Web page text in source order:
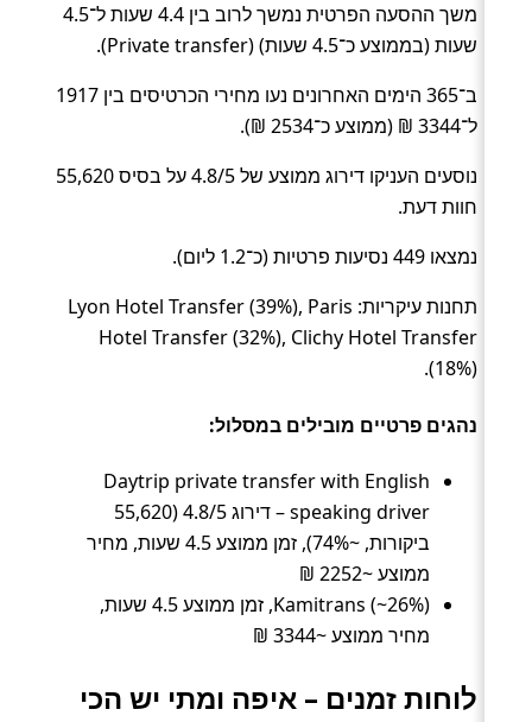
משך ההסעה הפרטית נמשך לרוב בין 4.4 שעות ל־4.5
שעות (בממוצע כ־4.5 שעות) (Private transfer).
ב־365 הימים האחרונים נעו מחירי הכרטיסים בין 1917
ל־3344 ₪ (ממוצע כ־2534 ₪).
נוסעים העניקו דירוג ממוצע של 4.8/5 על בסיס 55,620
חוות דעת.
נמצאו 449 נסיעות פרטיות (כ־1.2 ליום).
תחנות עיקריות: Lyon Hotel Transfer (39%), Paris
Hotel Transfer (32%), Clichy Hotel Transfer
(18%).
נהגים פרטיים מובילים במסלול:
Daytrip private transfer with English
speaking driver – דירוג 4.8/5 (55,620
ביקורות, ~74%), זמן ממוצע 4.5 שעות, מחיר
ממוצע ~2252 ₪
Kamitrans (~26%), זמן ממוצע 4.5 שעות,
מחיר ממוצע ~3344 ₪
לוחות זמנים – איפה ומתי יש הכי